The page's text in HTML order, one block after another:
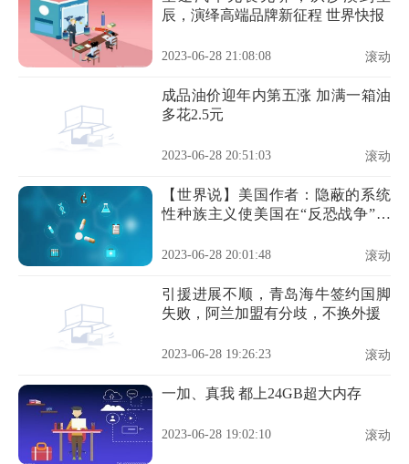
辰，演绎高端品牌新征程 世界快报
2023-06-28 21:08:08 滚动
成品油价迎年内第五涨 加满一箱油
多花2.5元
2023-06-28 20:51:03 滚动
【世界说】美国作者：隐蔽的系统
性种族主义使美国在“反恐战争”中
种
2023-06-28 20:01:48 滚动
引援进展不顺，青岛海牛签约国脚
失败，阿兰加盟有分歧，不换外援
2023-06-28 19:26:23 滚动
一加、真我 都上24GB超大内存
2023-06-28 19:02:10 滚动